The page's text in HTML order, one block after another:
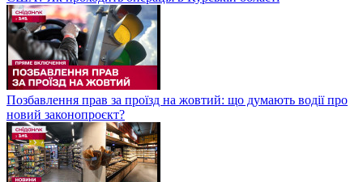
Позбавлення прав за проїзд на жовтий: що думають водії про
новий законопроєкт?